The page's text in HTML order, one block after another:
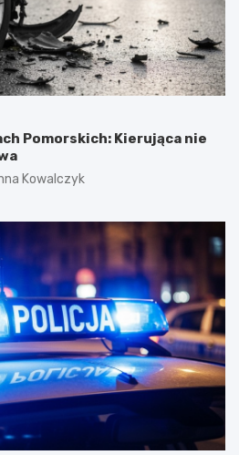
Pomorskich: Kierująca nie
Kowalczyk